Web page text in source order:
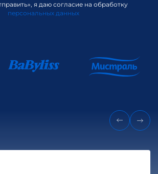
я даю согласие на обработку
персональных данных